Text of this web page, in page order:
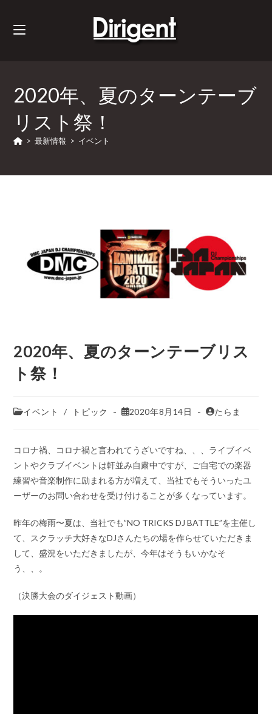
2020年、夏のターンテーブ
リスト祭！
> 最新情報 > イベント
2020年、夏のターンテーブリス
ト祭！
イベント / トピック 2020年8月14日 たらま
コロナ禍、コロナ禍と言われてうざいですね、、、ライブイベ
ントやクラブイベントは軒並み自粛中ですが、ご自宅での楽器
練習や音楽制作に励まれる方が増えて、当社でもそういったユ
ーザーのお問い合わせを受け付けることが多くなっています。
昨年の梅雨〜夏は、当社でも”NO TRICKS DJ BATTLE”を主催し
て、スクラッチ大好きなDJさんたちの場を作らせていただきま
して、盛況をいただきましたが、今年はそうもいかなそ
う、、。
（決勝大会のダイジェスト動画）